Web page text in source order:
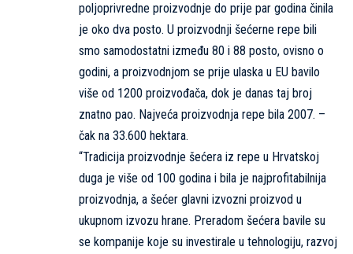
poljoprivredne proizvodnje do prije par godina činila
je oko dva posto. U proizvodnji šećerne repe bili
smo samodostatni između 80 i 88 posto, ovisno o
godini, a proizvodnjom se prije ulaska u EU bavilo
više od 1200 proizvođača, dok je danas taj broj
znatno pao. Najveća proizvodnja repe bila 2007. –
čak na 33.600 hektara.
“Tradicija proizvodnje šećera iz repe u Hrvatskoj
duga je više od 100 godina i bila je najprofitabilnija
proizvodnja, a šećer glavni izvozni proizvod u
ukupnom izvozu hrane. Preradom šećera bavile su
se kompanije koje su investirale u tehnologiju, razvoj